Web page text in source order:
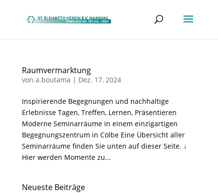
Raumvermarktung
von a.boutama | Dez. 17, 2024
Inspirierende Begegnungen und nachhaltige
Erlebnisse Tagen, Treffen, Lernen, Präsentieren
Moderne Seminarräume in einem einzigartigen
Begegnungszentrum in Cölbe Eine Übersicht aller
Seminarräume finden Sie unten auf dieser Seite. ↓
Hier werden Momente zu...
Neueste Beiträge